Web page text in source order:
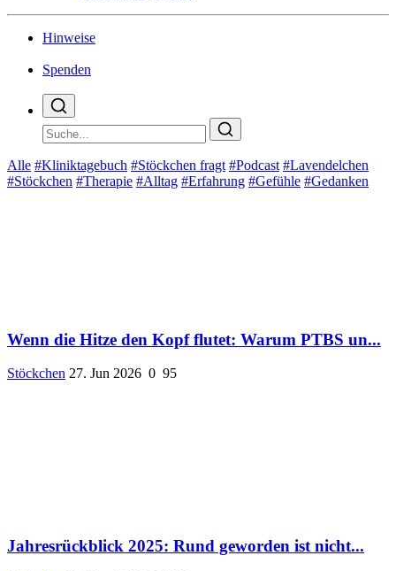
Hinweise
Spenden
Alle #Kliniktagebuch #Stöckchen fragt #Podcast #Lavendelchen
#Stöckchen #Therapie #Alltag #Erfahrung #Gefühle #Gedanken
Wenn die Hitze den Kopf flutet: Warum PTBS un...
Stöckchen 27. Jun 2026 0 95
Jahresrückblick 2025: Rund geworden ist nicht...